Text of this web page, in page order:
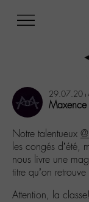
au
menu
Aller
contenu
Aller
à
la
recherche
Maxence
Notre talentueux
les congés d’été,
nous livre une
titre qu’on
Attention, la classe!